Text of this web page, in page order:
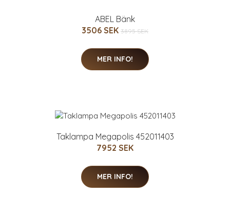
ABEL Bänk
3506 SEK 3895 SEK
MER INFO!
Taklampa Megapolis 452011403
7952 SEK
MER INFO!